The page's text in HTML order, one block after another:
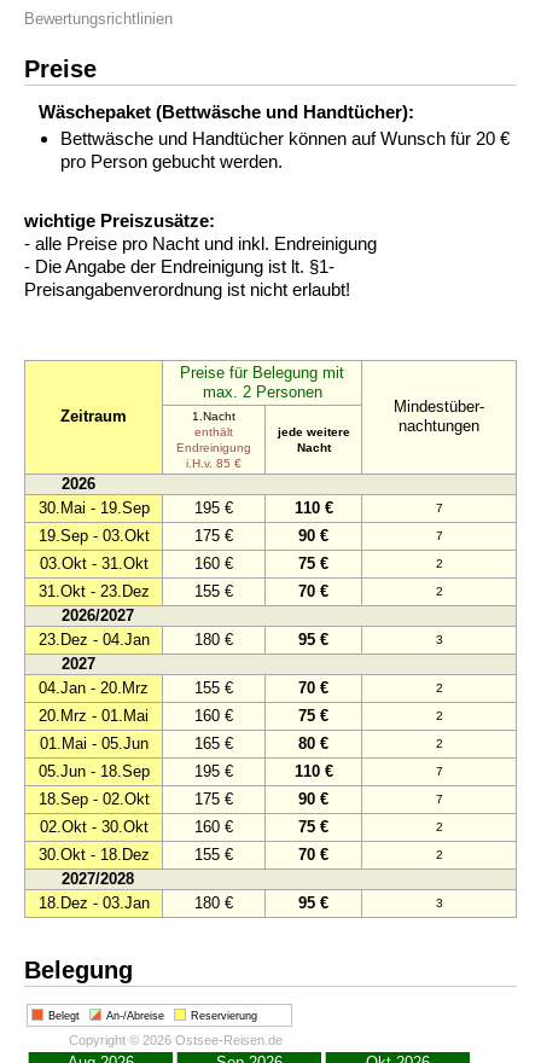
Bewertungsrichtlinien
Preise
Wäschepaket (Bettwäsche und Handtücher):
Bettwäsche und Handtücher können auf Wunsch für 20 €
pro Person gebucht werden.
wichtige Preiszusätze:
- alle Preise pro Nacht und inkl. Endreinigung
- Die Angabe der Endreinigung ist lt. §1-
Preisangabenverordnung ist nicht erlaubt!
Zeitraum
Preise für Belegung mit
max. 2 Personen
Mindestüber-
nachtungen
1.Nacht
enthält
Endreinigung
i.H.v. 85 €
jede weitere
Nacht
2026
30.Mai - 19.Sep
195 € 110 € 7
19.Sep - 03.Okt 175 € 90 € 7
03.Okt - 31.Okt 160 € 75 € 2
31.Okt - 23.Dez 155 € 70 € 2
2026/2027
23.Dez - 04.Jan
180 € 95 € 3
2027
04.Jan - 20.Mrz
155 € 70 € 2
20.Mrz - 01.Mai 160 € 75 € 2
01.Mai - 05.Jun 165 € 80 € 2
05.Jun - 18.Sep 195 € 110 € 7
18.Sep - 02.Okt 175 € 90 € 7
02.Okt - 30.Okt 160 € 75 € 2
30.Okt - 18.Dez 155 € 70 € 2
2027/2028
18.Dez - 03.Jan
180 € 95 € 3
Belegung
Belegt An-/Abreise Reservierung
Copyright © 2026 Ostsee-Reisen.de